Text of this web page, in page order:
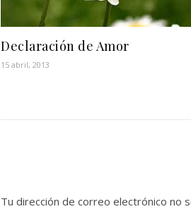
Declaración de Amor
15 abril, 2013
Tu dirección de correo electrónico no